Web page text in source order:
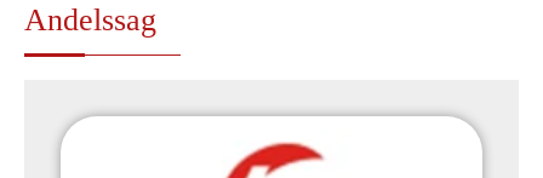
Andelssag